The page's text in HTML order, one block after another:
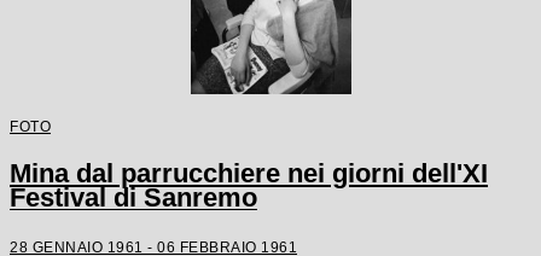
FOTO
Mina dal parrucchiere nei giorni dell'XI
Festival di Sanremo
28 GENNAIO 1961 - 06 FEBBRAIO 1961